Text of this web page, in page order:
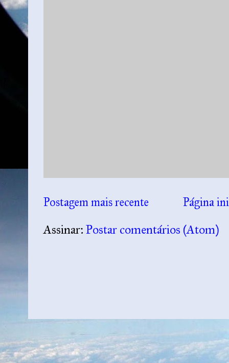
Postagem mais recente Página
Assinar: Postar comentários (Atom)